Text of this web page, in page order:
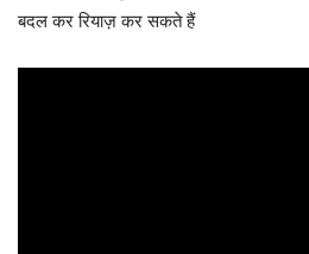
बदल कर रियाज़ कर सकते हैं